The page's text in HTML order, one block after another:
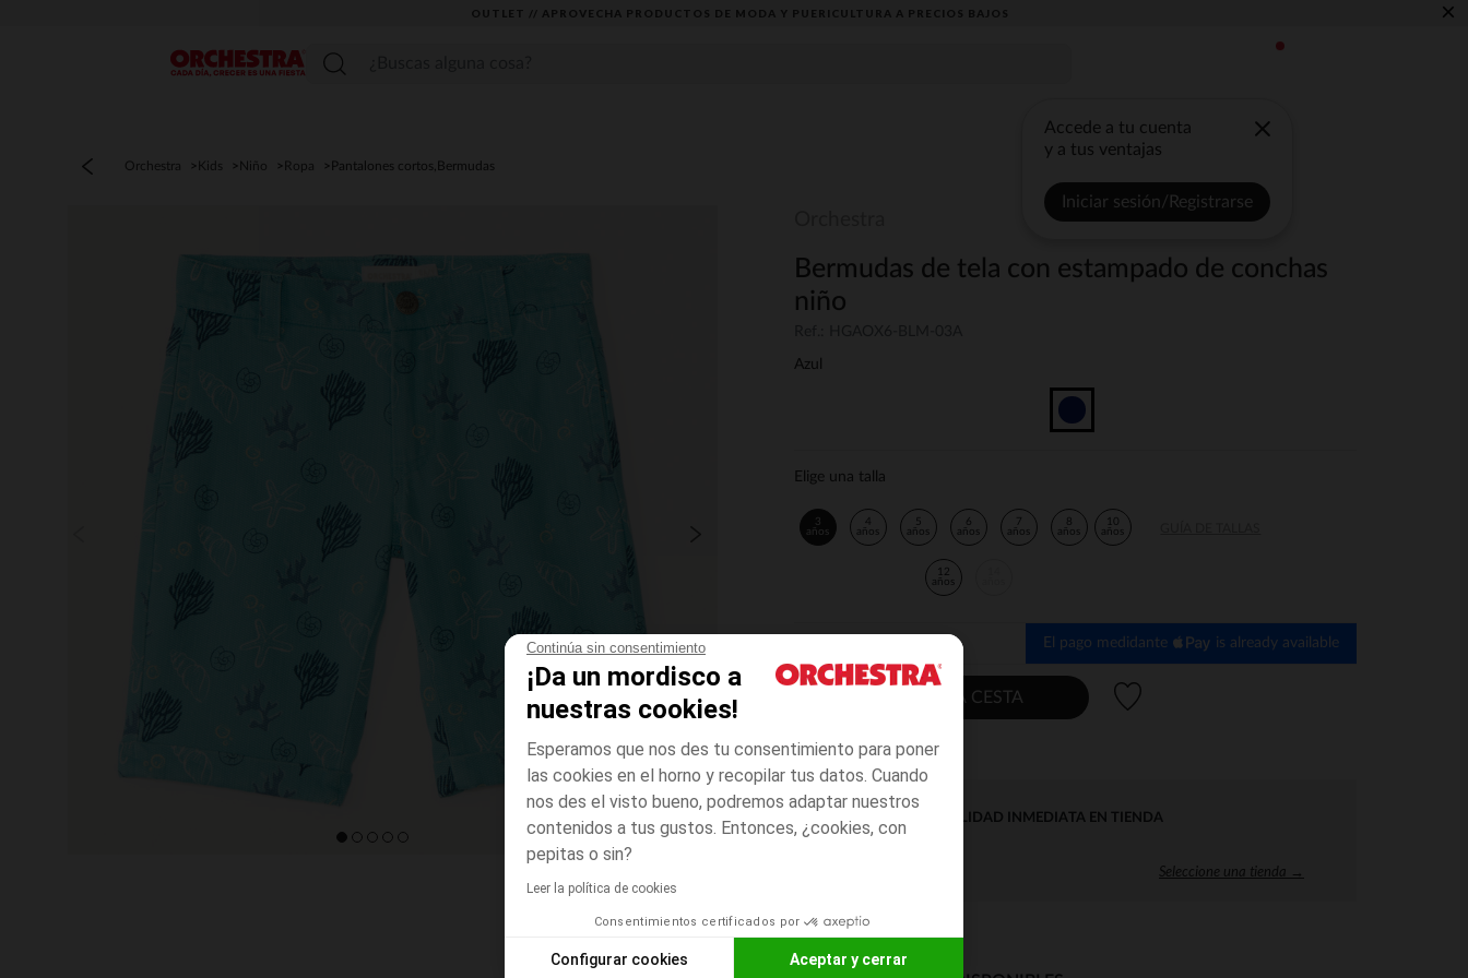
Continúa sin consentimiento
¡Da un mordisco a
nuestras cookies!
Esperamos que nos des tu consentimiento para poner
las cookies en el horno y recopilar tus datos. Cuando
nos des el visto bueno, podremos adaptar nuestros
contenidos a tus gustos. Entonces, ¿cookies, con
pepitas o sin?
Leer la política de cookies
Consentimientos certificados por
Configurar cookies Aceptar y cerrar
OUTLET // APROVECHA PRODUCTOS DE MODA Y PUERICULTURA A PRECIOS BAJOS ×
Menú
Accede a tu cuenta
y a tus ventajas
Iniciar sesión/Registrarse
Orchestra Kids Niño Ropa Pantalones cortos,Bermudas
Bermudas de tela con estampado de conchas
niño
Azul
Elige una talla
3
años
4
años
5
años
6
años
7
años
8
años
10
años
12
años
El pago medidante is already available
AÑADIR A LA CESTA
DISPONIBILIDAD INMEDIATA EN TIENDA
Seleccione una tienda →